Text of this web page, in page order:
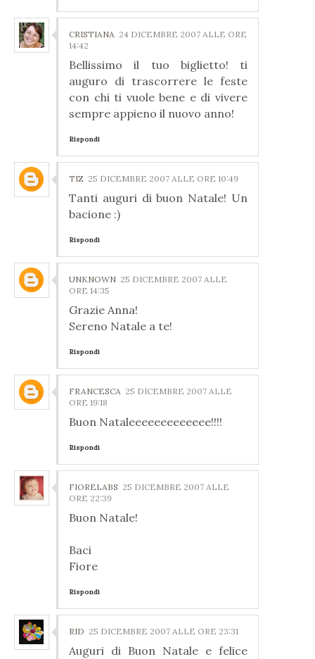
CRISTIANA 24 DICEMBRE 2007 ALLE ORE
14:42
Bellissimo il tuo biglietto! ti
auguro di trascorrere le feste
con chi ti vuole bene e di vivere
sempre appieno il nuovo anno!
Rispondi
TIZ 25 DICEMBRE 2007 ALLE ORE 10:49
Tanti auguri di buon Natale! Un
bacione :)
Rispondi
UNKNOWN 25 DICEMBRE 2007 ALLE
ORE 14:35
Grazie Anna!
Sereno Natale a te!
Rispondi
FRANCESCA 25 DICEMBRE 2007 ALLE
ORE 19:18
Buon Nataleeeeeeeeeeeee!!!!
Rispondi
FIORELABS 25 DICEMBRE 2007 ALLE
ORE 22:39
Buon Natale!
Baci
Fiore
Rispondi
RID 25 DICEMBRE 2007 ALLE ORE 23:31
Auguri di Buon Natale e felice